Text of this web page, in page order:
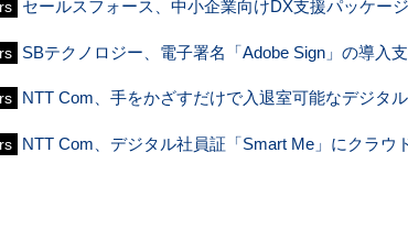
セールスフォース、中小企業向けDX支援パッケー
SBテクノロジー、電子署名「Adobe Sign」の導入
NTT Com、手をかざすだけで入退室可能なデジタ
NTT Com、デジタル社員証「Smart Me」にクラウ